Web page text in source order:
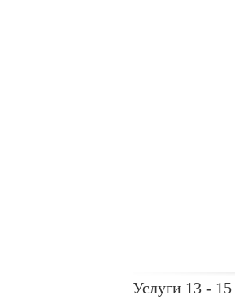
Услуги 13 - 15